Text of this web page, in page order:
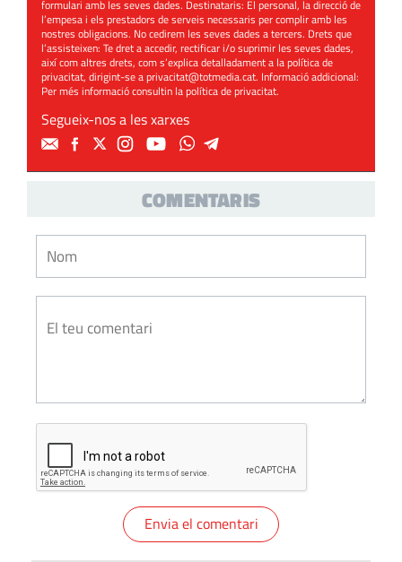
formulari amb les seves dades. Destinataris: El personal, la direcció de
l’empesa i els prestadors de serveis necessaris per complir amb les
nostres obligacions. No cedirem les seves dades a tercers. Drets que
l’assisteixen: Te dret a accedir, rectificar i/o suprimir les seves dades,
així com altres drets, com s’explica detalladament a la política de
privacitat, dirigint-se aprivacitat@totmedia.cat. Informació addicional:
Per més informació consultin lapolítica de privacitat.
Segueix-nos a les xarxes
COMENTARIS